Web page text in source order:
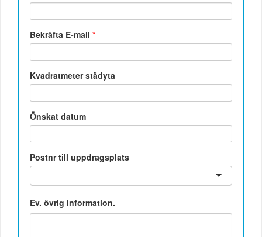
Bekräfta E-mail*
Kvadratmeter städyta
Önskat datum
Postnr till uppdragsplats
Ev. övrig information.